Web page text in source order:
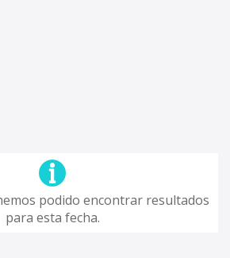
podido encontrar resultados
para esta fecha.